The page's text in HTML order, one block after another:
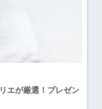
エが厳選！プレゼン